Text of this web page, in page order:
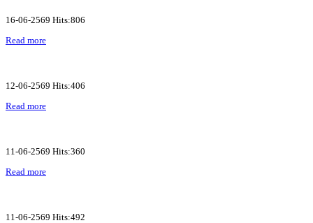
16-06-2569 Hits:806
Read more
12-06-2569 Hits:406
Read more
11-06-2569 Hits:360
Read more
11-06-2569 Hits:492